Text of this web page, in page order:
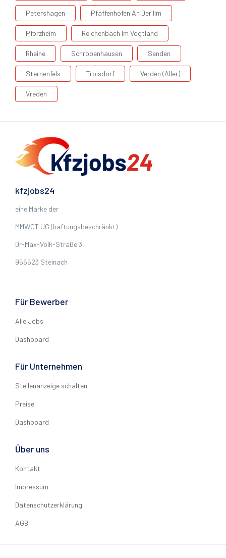
Petershagen Pfaffenhofen An Der Ilm
Pforzheim Reichenbach Im Vogtland
Rheine Schrobenhausen Senden
Sternenfels Troisdorf Verden (Aller)
Vreden
kfzjobs24
eine Marke der
MMWCT UG (haftungsbeschränkt)
Dr-Max-Volk-Straße 3
956523 Steinach
Für Bewerber
Alle Jobs
Dashboard
Für Unternehmen
Stellenanzeige schalten
Preise
Dashboard
Über uns
Kontakt
Impressum
Datenschutzerklärung
AGB